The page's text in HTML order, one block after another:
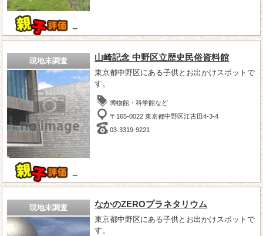
－
現地未調査
－
山崎記念 中野区立歴史民俗資料館
東京都中野区にある子供とお出かけスポットで
す。
博物館・科学館など
〒165-0022 東京都中野区江古田4-3-4
03-3319-9221
現地未調査 なかのZEROプラネタリウム
東京都中野区にある子供とお出かけスポットで
す。